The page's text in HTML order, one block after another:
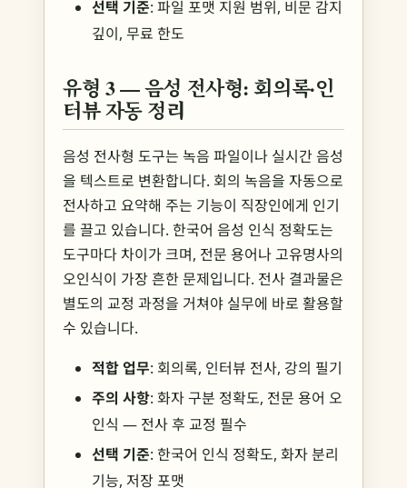
선택 기준: 파일 포맷 지원 범위, 비문 감지
깊이, 무료 한도
유형 3 — 음성 전사형: 회의록·인
터뷰 자동 정리
음성 전사형 도구는 녹음 파일이나 실시간 음성
을 텍스트로 변환합니다. 회의 녹음을 자동으로
전사하고 요약해 주는 기능이 직장인에게 인기
를 끌고 있습니다. 한국어 음성 인식 정확도는
도구마다 차이가 크며, 전문 용어나 고유명사의
오인식이 가장 흔한 문제입니다. 전사 결과물은
별도의 교정 과정을 거쳐야 실무에 바로 활용할
수 있습니다.
적합 업무: 회의록, 인터뷰 전사, 강의 필기
주의 사항: 화자 구분 정확도, 전문 용어 오
인식 — 전사 후 교정 필수
선택 기준: 한국어 인식 정확도, 화자 분리
기능, 저장 포맷